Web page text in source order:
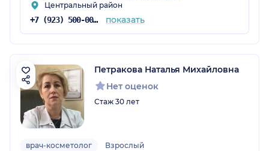
Центральный район
+7 (923) 500-00-01 показать
Петракова Наталья Михайловна
Нет оценок
Стаж 30 лет
врач-косметолог Взрослый